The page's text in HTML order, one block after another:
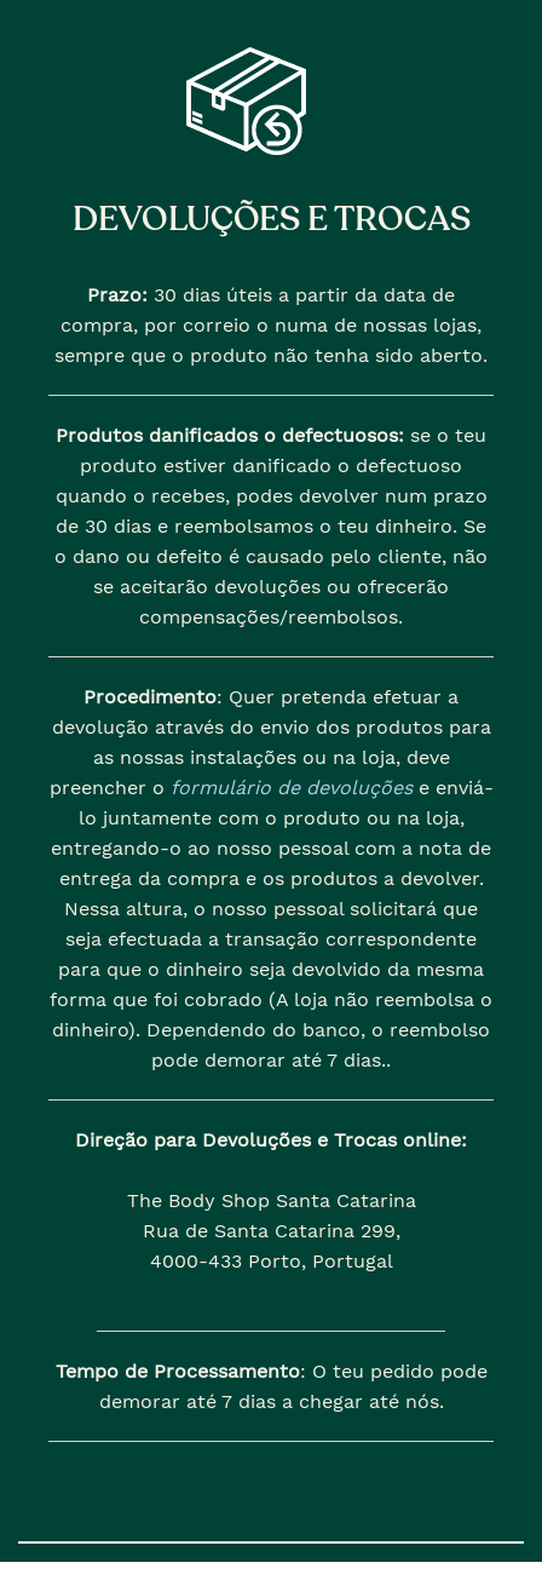
DEVOLUÇÕES E TROCAS
Prazo: 30 dias úteis a partir da data de
compra, por correio o numa de nossas lojas,
sempre que o produto não tenha sido aberto.
Produtos danificados o defectuosos: se o teu
produto estiver danificado o defectuoso
quando o recebes, podes devolver num prazo
de 30 dias e reembolsamos o teu dinheiro. Se
o dano ou defeito é causado pelo cliente, não
se aceitarão devoluções ou ofrecerão
compensações/reembolsos.
Procedimento: Quer pretenda efetuar a
devolução através do envio dos produtos para
as nossas instalações ou na loja, deve
preencher o formulário de devoluçõese enviá-
lo juntamente com o produto ou na loja,
entregando-o ao nosso pessoal com a nota de
entrega da compra e os produtos a devolver.
Nessa altura, o nosso pessoal solicitará que
seja efectuada a transação correspondente
para que o dinheiro seja devolvido da mesma
forma que foi cobrado (A loja não reembolsa o
dinheiro). Dependendo do banco, o reembolso
pode demorar até 7 dias..
Direção para Devoluções e Trocas online:
The Body Shop Santa Catarina
Rua de Santa Catarina 299,
4000-433 Porto, Portugal
Tempo de Processamento: O teu pedido pode
demorar até 7 dias a chegar até nós.